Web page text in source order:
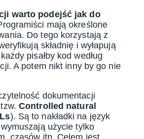
warto podejść jak do
mają określone
Do tego korzystają z
składnię i wyłapują
pisałby kod według
A potem nikt inny by go nie
dokumentacji
tzw.Controlled natural
). Są to nakładki na język
użycie tylko
czasów itp. Celem jest